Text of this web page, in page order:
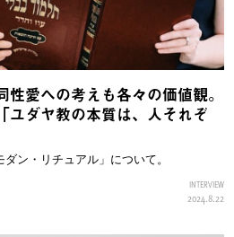
愛への考えも各々の価値観。
ユダヤ教の本質は、人それぞ
ン・リチュアル」について。
INTERVIEW
2024.8.22